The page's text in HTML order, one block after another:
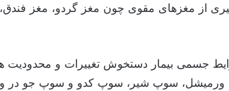
از مغزهای مقوی چون مغز گردو، مغز فندق،
جسمی بیمار دستخوش تغییرات و محدودیت
سوپ شیر، سوپ کدو و سوپ جو در